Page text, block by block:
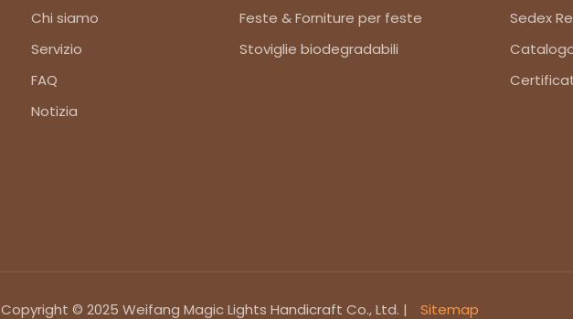
Chi siamo
Servizio
FAQ
Notizia
Feste & Forniture per feste
Stoviglie biodegradabili
Sedex
Copyright © 2025 Weifang Magic Lights Handicraft Co., Ltd. | Sitemap